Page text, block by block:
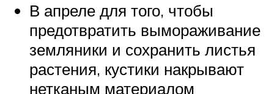
В апреле для того, чтобы
предотвратить вымораживание
земляники и сохранить листья
растения, кустики накрывают
нетканым материалом